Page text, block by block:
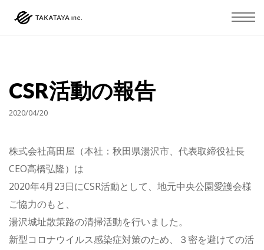
CSR活動の報告
2020/04/20
株式会社髙田屋（本社：秋田県湯沢市、代表取締役社長
CEO高橋弘隆）は
2020年4月23日にCSR活動として、地元中央公園愛護会様
ご協力のもと、
湯沢城址散策路の清掃活動を行いました。
新型コロナウイルス感染症対策のため、３密を避けての活